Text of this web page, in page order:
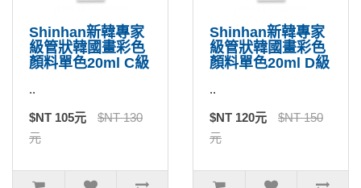
Shinhan新韓專家
級管狀韓國畫彩色
顏料單色20ml C級
..
$NT 105元
$NT 130
元
Shinhan新韓專家
級管狀韓國畫彩色
顏料單色20ml D級
..
$NT 120元
$NT 150
元